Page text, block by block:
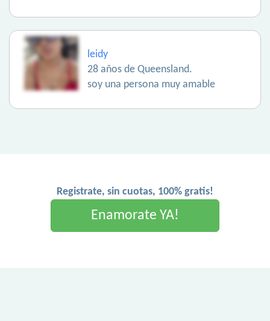
leidy
28 años de Queensland.
soy una persona muy amable
Registrate, sin cuotas, 100% gratis!
Enamorate YA!